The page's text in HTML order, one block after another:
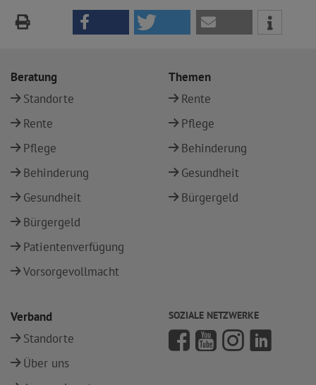
Beratung
Standorte
Rente
Pflege
Behinderung
Gesundheit
Bürgergeld
Patientenverfügung
Vorsorgevollmacht
Themen
Rente
Pflege
Behinderung
Gesundheit
Bürgergeld
Verband
Standorte
Über uns
SOZIALE NETZWERKE